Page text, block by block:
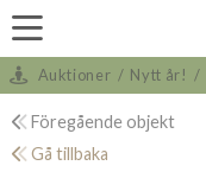
Auktioner / Nytt år! /
Föregående objekt
Gå tillbaka